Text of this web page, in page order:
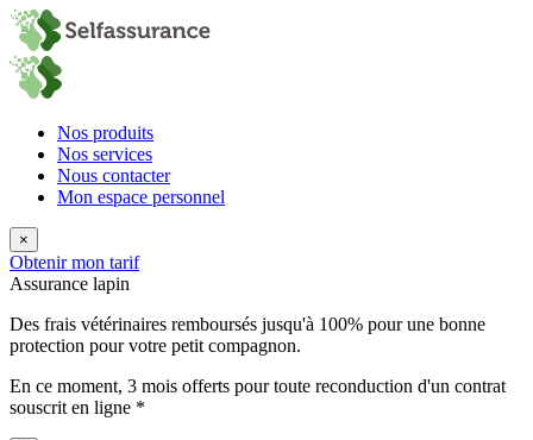
Nos produits
Nos services
Nous contacter
Mon espace personnel
×
Obtenir mon tarif
Assurance lapin
Des frais vétérinaires remboursés jusqu'à 100% pour une bonne
protection pour votre petit compagnon.
En ce moment, 3 mois offerts pour toute reconduction d'un contrat
souscrit en ligne *